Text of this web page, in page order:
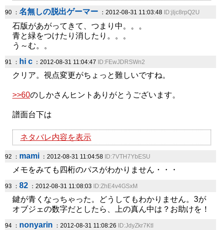
90 ： 名無しの脱出ゲーマー ：2012-08-31 11:03:48 ID:jljc8rpQ2U
石版があがってきて、つまり中。。。
青と緑をつけたり消したり。。。
う～む。。
91 ： hi c ：2012-08-31 11:04:47 ID:FEwJDRSWn2
クリア。視点変更がちょっと難しいですね。
>>60のしかさんヒントありがとうございます。
譜面台下は
ネタバレ内容を表示
92 ： mami ：2012-08-31 11:04:58 ID:7VTH7YbESU
メモをみても四桁のパスがわかりません・・・
93 ： 82 ：2012-08-31 11:08:03 ID:ZhE4v4GSxM
鍵が青くなっちゃった。どうしてもわかりません。3が
オブジェの数字だとしたら、上の真ん中は？お助けを！
94 ： nonyarin ：2012-08-31 11:08:26 ID:JdyZkr7KtI